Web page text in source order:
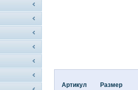
Артикул Размер